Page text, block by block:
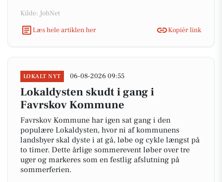
Kilde: JobNet
Læs hele artiklen her
Kopiér link
LOKALT NYT 06-08-2026 09:55
Lokaldysten skudt i gang i
Favrskov Kommune
Favrskov Kommune har igen sat gang i den
populære Lokaldysten, hvor ni af kommunens
landsbyer skal dyste i at gå, løbe og cykle længst på
to timer. Dette årlige sommerevent løber over tre
uger og markeres som en festlig afslutning på
sommerferien.